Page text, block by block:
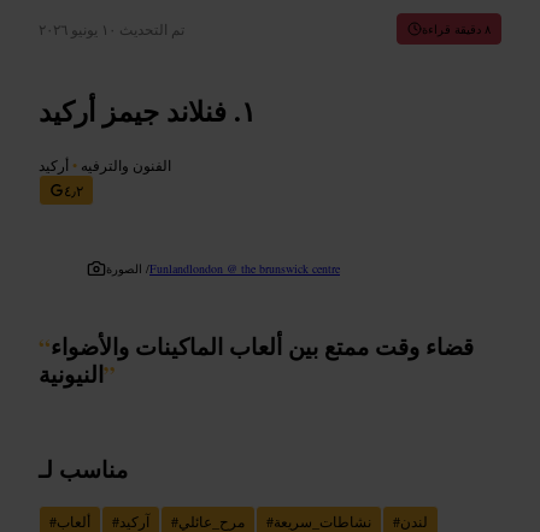
تم التحديث ١٠ يونيو ٢٠٢٦ ٨ دقيقة قراءة
فنلاند جيمز أركيد
الفنون والترفيه • أركيد
٤٫٢
الصورة /Funlandlondon @ the brunswick centre
“قضاء وقت ممتع بين ألعاب الماكينات والأضواء
النيونية”
مناسب لـ
#ألعاب #آركيد #مرح_عائلي #نشاطات_سريعة #لندن